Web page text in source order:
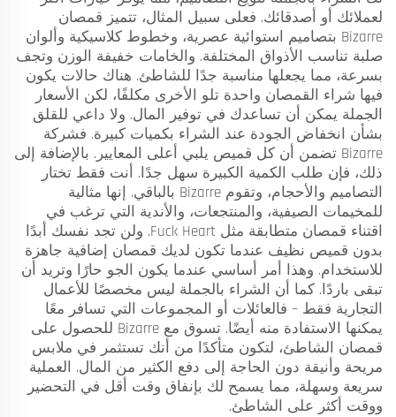
لعملائك أو أصدقائك. فعلى سبيل المثال، تتميز قمصان
Bizarre بتصاميم استوائية عصرية، وخطوط كلاسيكية وألوان
صلبة تناسب الأذواق المختلفة. والخامات خفيفة الوزن وتجف
بسرعة، مما يجعلها مناسبة جدًا للشاطئ. هناك حالات يكون
فيها شراء القمصان واحدة تلو الأخرى مكلفًا، لكن الأسعار
الجملة يمكن أن تساعدك في توفير المال. ولا داعي للقلق
بشأن انخفاض الجودة عند الشراء بكميات كبيرة. فشركة
Bizarre تضمن أن كل قميص يلبي أعلى المعايير. بالإضافة إلى
ذلك، فإن طلب الكمية الكبيرة سهل جدًا. أنت فقط تختار
التصاميم والأحجام، وتقوم Bizarre بالباقي. إنها مثالية
للمخيمات الصيفية، والمنتجعات، والأندية التي ترغب في
اقتناء قمصان متطابقة مثل Fuck Heart. ولن تجد نفسك أبدًا
بدون قميص نظيف عندما تكون لديك قمصان إضافية جاهزة
للاستخدام. وهذا أمر أساسي عندما يكون الجو حارًا وتريد أن
تبقى باردًا. كما أن الشراء بالجملة ليس مخصصًا للأعمال
التجارية فقط – فالعائلات أو المجموعات التي تسافر معًا
يمكنها الاستفادة منه أيضًا. تسوق مع Bizarre للحصول على
قمصان الشاطئ، لتكون متأكدًا من أنك تستثمر في ملابس
مريحة وأنيقة دون الحاجة إلى دفع الكثير من المال. العملية
سريعة وسهلة، مما يسمح لك بإنفاق وقت أقل في التحضير
ووقت أكثر على الشاطئ.